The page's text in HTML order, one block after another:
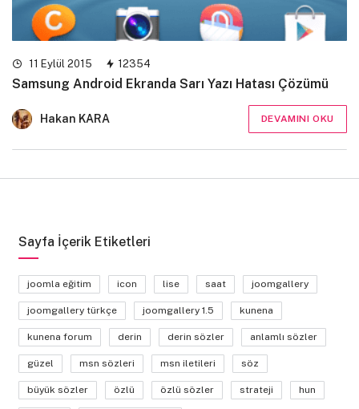
11 Eylül 2015 12354
Samsung Android Ekranda Sarı Yazı Hatası Çözümü
Hakan KARA DEVAMINI OKU
Sayfa İçerik Etiketleri
joomla eğitim icon lise saat joomgallery
joomgallery türkçe joomgallery 1.5 kunena
kunena forum derin derin sözler anlamlı sözler
güzel msn sözleri msn iletileri söz
büyük sözler özlü özlü sözler strateji hun